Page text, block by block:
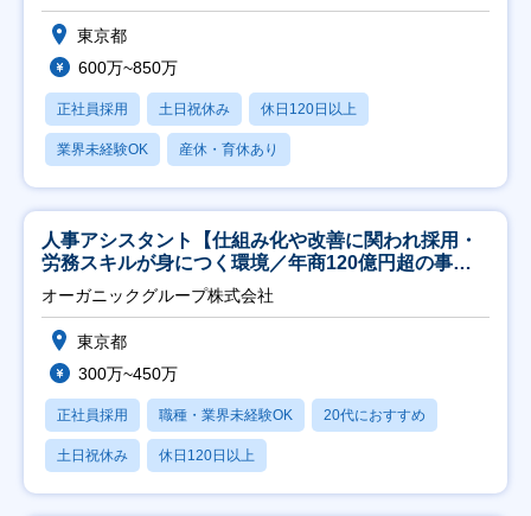
東京都
600万~850万
正社員採用 土日祝休み 休日120日以上
業界未経験OK 産休・育休あり
人事アシスタント【仕組み化や改善に関われ採用・
労務スキルが身につく環境／年商120億円超の事業
会社】
オーガニックグループ株式会社
東京都
300万~450万
正社員採用 職種・業界未経験OK 20代におすすめ
土日祝休み 休日120日以上